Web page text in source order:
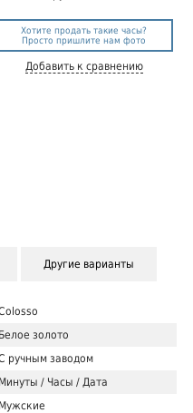
Хотите продать такие часы?
Просто пришлите нам фото
Добавить к сравнению
Другие варианты
Белое золото
ручным заводом
Минуты / Часы / Дата
Мужские